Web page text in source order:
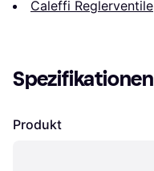
Caleffi Reglerventile
Spezifikationen
Produkt